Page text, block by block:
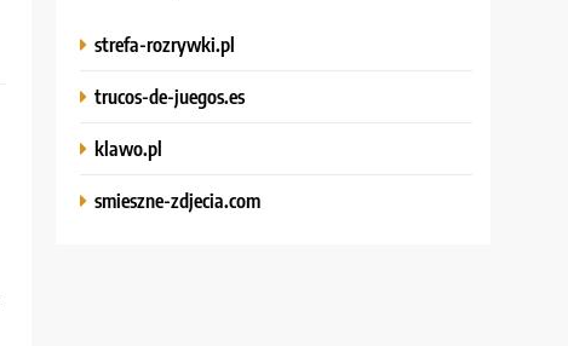
strefa-rozrywki.pl
trucos-de-juegos.es
klawo.pl
smieszne-zdjecia.com